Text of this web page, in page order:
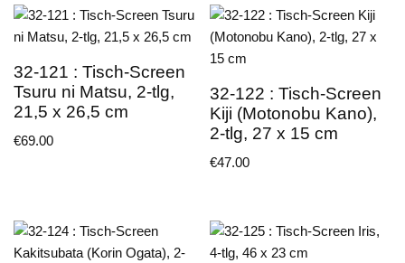
32-121 : Tisch-Screen
Tsuru ni Matsu, 2-tlg,
21,5 x 26,5 cm
€69.00
32-122 : Tisch-Screen
Kiji (Motonobu Kano),
2-tlg, 27 x 15 cm
€47.00